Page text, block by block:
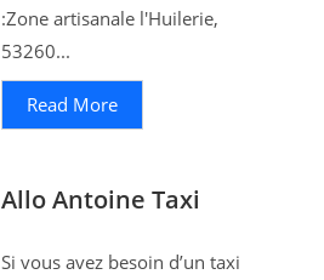
:Zone artisanale l'Huilerie,
53260...
Read More
Allo Antoine Taxi
Si vous avez besoin d’un taxi